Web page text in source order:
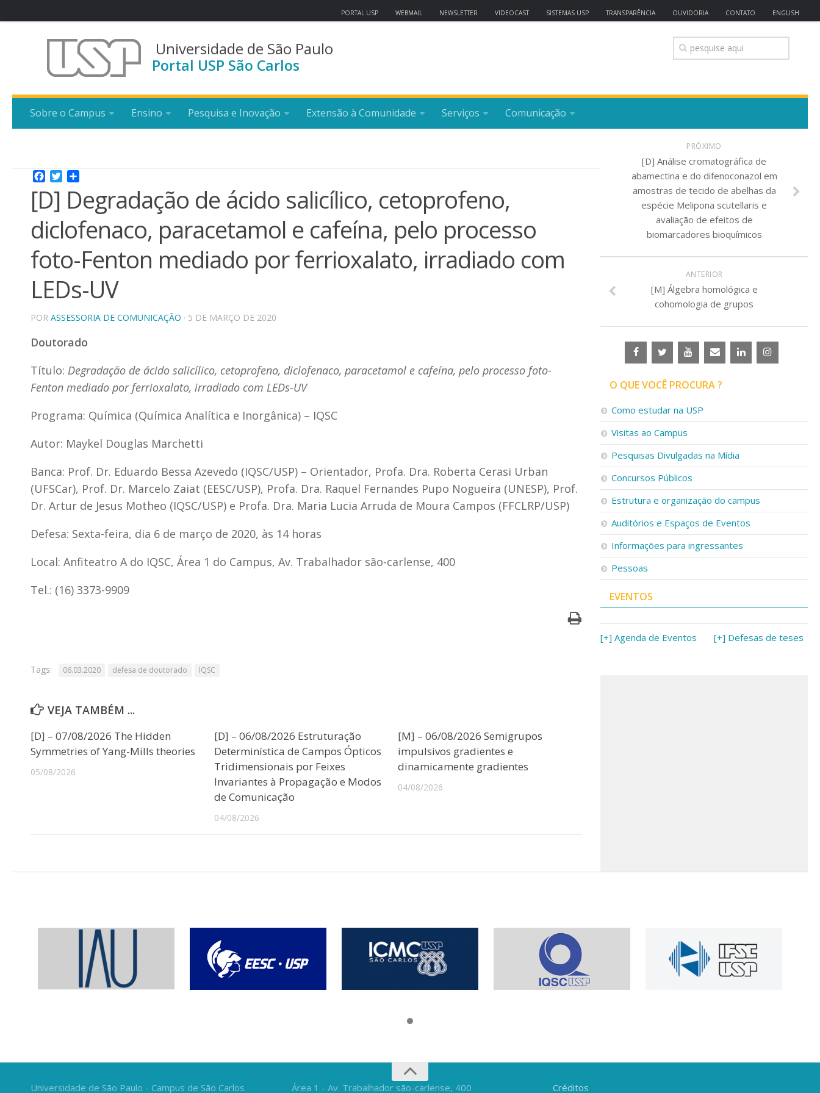
PORTAL USP WEBMAIL NEWSLETTER VIDEOCAST SISTEMAS USP TRANSPARÊNCIA OUVIDORIA CONTATO ENGLISH
Universidade de São Paulo
Portal USP São Carlos
Sobre o Campus Ensino Pesquisa e Inovação Extensão à Comunidade Serviços Comunicação
Facebook
Twitter
[D] Degradação de ácido salicílico, cetoprofeno,
diclofenaco, paracetamol e cafeína, pelo processo
foto-Fenton mediado por ferrioxalato, irradiado com
LEDs-UV
POR ASSESSORIA DE COMUNICAÇÃO · 5 DE MARÇO DE 2020
Doutorado
Título: Degradação de ácido salicílico, cetoprofeno, diclofenaco, paracetamol e cafeína, pelo processo foto-
Fenton mediado por ferrioxalato, irradiado com LEDs-UV
Programa: Química (Química Analítica e Inorgânica) – IQSC
Autor: Maykel Douglas Marchetti
Banca: Prof. Dr. Eduardo Bessa Azevedo (IQSC/USP) – Orientador, Profa. Dra. Roberta Cerasi Urban
(UFSCar), Prof. Dr. Marcelo Zaiat (EESC/USP), Profa. Dra. Raquel Fernandes Pupo Nogueira (UNESP), Prof.
Dr. Artur de Jesus Motheo (IQSC/USP) e Profa. Dra. Maria Lucia Arruda de Moura Campos (FFCLRP/USP)
Defesa: Sexta-feira, dia 6 de março de 2020, às 14 horas
Local: Anfiteatro A do IQSC, Área 1 do Campus, Av. Trabalhador são-carlense, 400
Tel.: (16) 3373-9909
Tags: 06.03.2020 defesa de doutorado IQSC
VEJA TAMBÉM ...
[D] – 07/08/2026 The Hidden
Symmetries of Yang-Mills theories
05/08/2026
[D] – 06/08/2026 Estruturação
Determinística de Campos Ópticos
Tridimensionais por Feixes
Invariantes à Propagação e Modos
de Comunicação
04/08/2026
[M] – 06/08/2026 Semigrupos
impulsivos gradientes e
dinamicamente gradientes
04/08/2026
PRÓXIMO
[D] Análise cromatográfica de
abamectina e do difenoconazol em
amostras de tecido de abelhas da
espécie Melipona scutellaris e
avaliação de efeitos de
biomarcadores bioquímicos
ANTERIOR
[M] Álgebra homológica e
cohomologia de grupos
O QUE VOCÊ PROCURA ?
Como estudar na USP
Visitas ao Campus
Pesquisas Divulgadas na Mídia
Concursos Públicos
Estrutura e organização do campus
Auditórios e Espaços de Eventos
Informações para ingressantes
Pessoas
EVENTOS
[+] Agenda de Eventos [+] Defesas de teses
Universidade de São Paulo - Campus de São Carlos Área 1 - Av. Trabalhador são-carlense, 400 Créditos